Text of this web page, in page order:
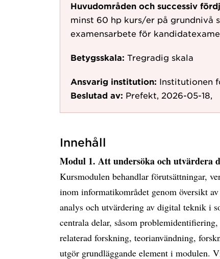
Huvudområden och successiv
minst 60 hp kurs/er på grundnivå
examensarbete för
Betygsskala: Tregradig skala
Ansvarig institution: Institutionen
Beslutad av: Prefekt, 2026-05-18,
Innehåll
Modul 1. Att undersöka och utvärdera
Kursmodulen behandlar förutsättningar,
inom informatikområdet genom översikt
analys och utvärdering av digital teknik i
centrala delar, såsom
relaterad forskning, teorianvändning,
utgör grundläggande element i modulen.